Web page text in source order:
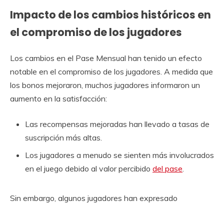
Impacto de los cambios históricos en
el compromiso de los jugadores
Los cambios en el Pase Mensual han tenido un efecto
notable en el compromiso de los jugadores. A medida que
los bonos mejoraron, muchos jugadores informaron un
aumento en la satisfacción:
Las recompensas mejoradas han llevado a tasas de
suscripción más altas.
Los jugadores a menudo se sienten más involucrados
en el juego debido al valor percibido del pase.
Sin embargo, algunos jugadores han expresado